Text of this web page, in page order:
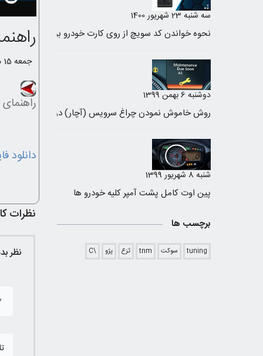
سه شنبه 23 شهریور 1400
دوشنبه 6 بهمن 1399
شنبه 8 شهریور 1399
پین اوت کامل پشت آمپر کلیه خودرو ها
برچسب ها
tuning سوکت tnm ثزع پژو \C
راهنمای
جمعه 15 مرداد 1400 /
راهنمای پین اوت
دانلود
نظرات
نظر